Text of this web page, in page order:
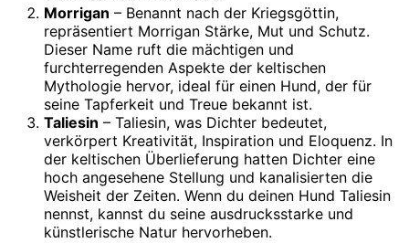
Morrigan – Benannt nach der Kriegsgöttin,
repräsentiert Morrigan Stärke, Mut und Schutz.
Dieser Name ruft die mächtigen und
furchterregenden Aspekte der keltischen
Mythologie hervor, ideal für einen Hund, der für
seine Tapferkeit und Treue bekannt ist.
Taliesin – Taliesin, was Dichter bedeutet,
verkörpert Kreativität, Inspiration und Eloquenz. In
der keltischen Überlieferung hatten Dichter eine
hoch angesehene Stellung und kanalisierten die
Weisheit der Zeiten. Wenn du deinen Hund Taliesin
nennst, kannst du seine ausdrucksstarke und
künstlerische Natur hervorheben.